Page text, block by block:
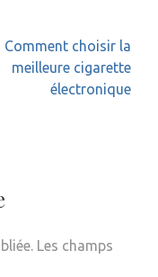
Comment choisir la
meilleure cigarette
électronique
Les champs